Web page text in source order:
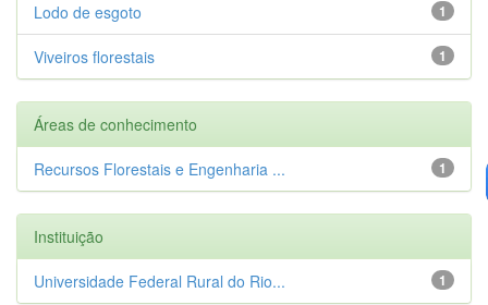
1
Lodo de esgoto
1
Viveiros florestais
Áreas de conhecimento
1
Recursos Florestais e Engenharia ...
Instituição
1
Universidade Federal Rural do Rio...